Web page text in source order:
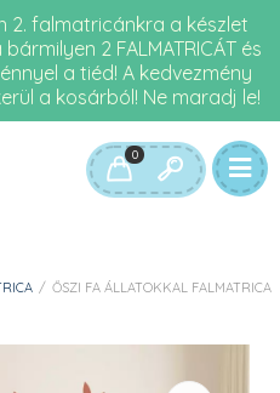
2. falmatricánkra a készlet
2 FALMATRICÁT és
a tiéd! A kedvezmény
a kosárból! Ne maradj le!
0
/ ŐSZI FA ÁLLATOKKAL FALMATRICA